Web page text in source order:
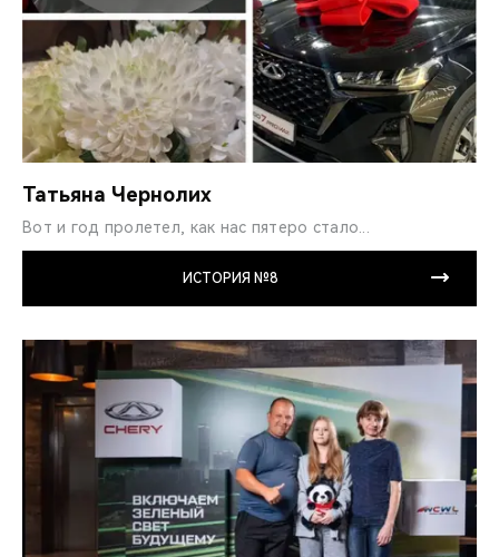
Татьяна Чернолих
Вот и год пролетел, как нас пятеро стало...
ИСТОРИЯ №8